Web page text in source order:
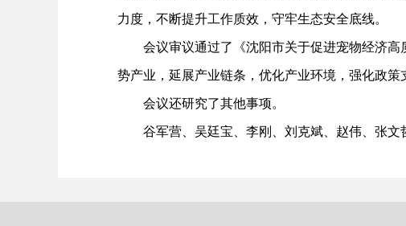
力度，不断提升工作质效，守牢生态安全底线。
会议审议通过了《沈阳市关于促进宠物经济高
势产业，延展产业链条，优化产业环境，强化政策
会议还研究了其他事项。
谷军营、吴廷宝、李刚、刘克斌、赵伟、张文